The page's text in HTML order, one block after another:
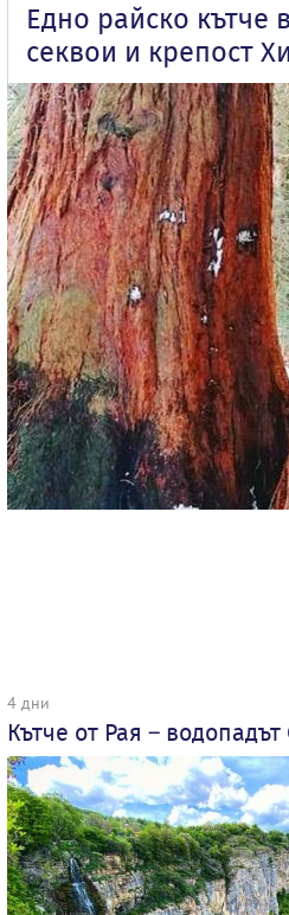
Едно райско кътче
секвои и крепост
4 дни
Кътче от Рая –